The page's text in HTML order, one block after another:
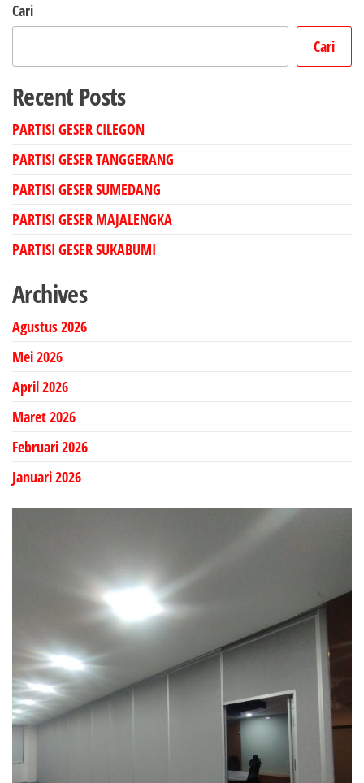
Cari
Cari
Recent Posts
PARTISI GESER CILEGON
PARTISI GESER TANGGERANG
PARTISI GESER SUMEDANG
PARTISI GESER MAJALENGKA
PARTISI GESER SUKABUMI
Archives
Agustus 2026
Mei 2026
April 2026
Maret 2026
Februari 2026
Januari 2026